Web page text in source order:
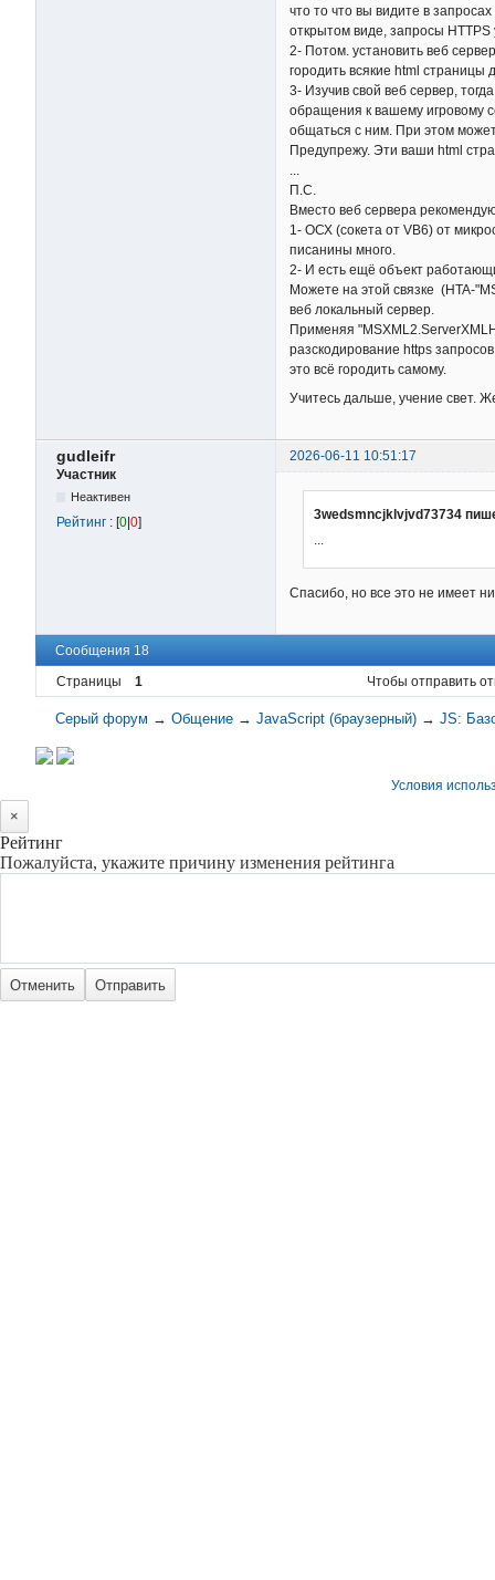
что то что вы видите в
открытом виде, запросы
2- Потом. установить веб
городить всякие html страницы
3- Изучив свой веб сервер,
обращения к вашему игровому
общаться с ним. При этом
Предупрежу. Эти ваши html
П.С.
Вместо веб сервера
1- ОСХ (сокета от VB6) от
писанины много.
2- И есть ещё объект
Можете на этой связке (HTA-
веб локальный сервер.
Применяя
разскодирование https
это всё городить самому.
Учитесь дальше, учение свет.
gudleifr
2026-06-11 10:51:17
Участник
Неактивен
Рейтинг : [0 0]
3wedsmncjklvjvd73734
Спасибо, но все это не имеет
Сообщения 18
Страницы
1 Чтобы отправить
Серый форум →Общение →JavaScript (браузерный) →JS:
Условия
×
Рейтинг
Пожалуйста, укажите причину изменения рейтинга
Отменить Отправить